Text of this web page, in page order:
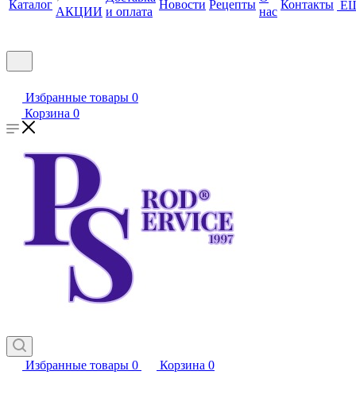
Каталог
АКЦИИ и оплата
Новости Рецепты
нас
Контакты
Избранные товары 0
Корзина 0
Избранные товары 0 Корзина 0